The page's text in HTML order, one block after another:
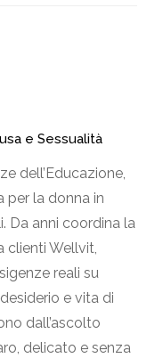
e Sessualità
dell’Educazione,
per la donna in
Da anni coordina la
clienti Wellvit,
reali su
e vita di
dall’ascolto
delicato e senza